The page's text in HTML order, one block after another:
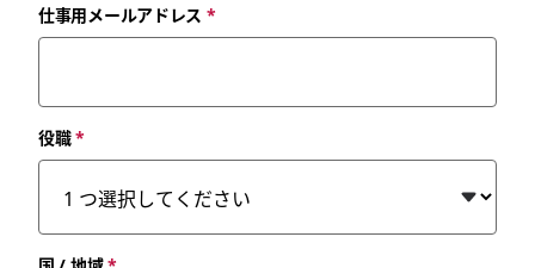
仕事用メールアドレス *
役職*